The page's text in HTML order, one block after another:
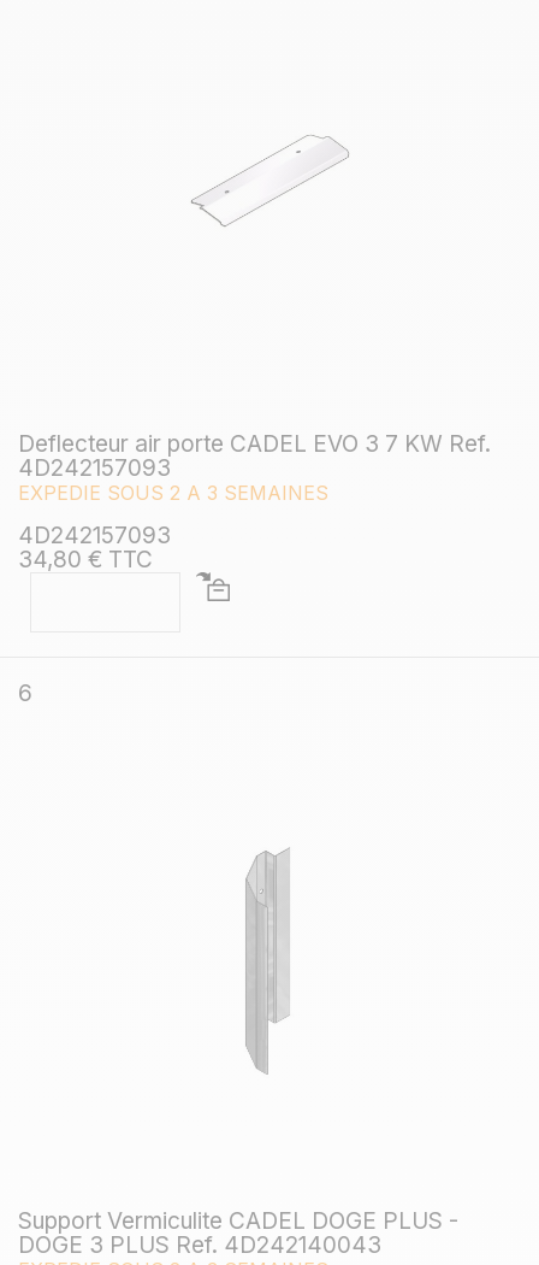
Deflecteur air porte CADEL EVO 3 7 KW Ref.
4D242157093
EXPEDIE SOUS 2 A 3 SEMAINES
4D242157093
34,80 € TTC
6
Support Vermiculite CADEL DOGE PLUS -
DOGE 3 PLUS Ref. 4D242140043